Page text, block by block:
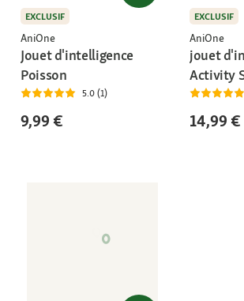
EXCLUSIF
AniOne
Jouet d'intelligence
Poisson
5.0 (1)
9,99 €
EXCLUSIF
AniOne
jouet
Activity
14,99 €